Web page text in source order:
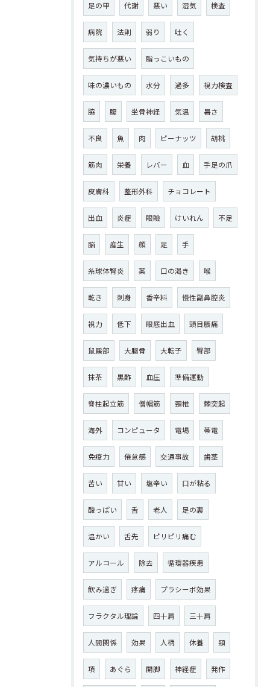
足の甲 代謝 悪い 湿気 検査
病院 法則 弱り 吐く
気持ちが悪い 脂っこいもの
味の濃いもの 水分 過多 視力検査
脇 腹 坐骨神経 気温 暑さ
不良 魚 肉 ピーナッツ 胡桃
筋肉 栄養 レバー 血 手足の爪
皮膚科 整形外科 チョコレート
出血 炎症 眼瞼 けいれん 不足
脳 産生 顔 足 手
糸球体腎炎 薬 口の渇き 喉
乾き 刺身 香辛料 慢性副鼻腔炎
視力 低下 眼底出血 頭目脹痛
鼠蹊部 大腿骨 大転子 臀部
抹茶 黒酢 血圧 準備運動
脊柱起立筋 僧帽筋 頸椎 棘突起
海外 コンピュータ 電場 帯電
免疫力 倦怠感 交通事故 歯茎
苦い 甘い 塩辛い 口が粘る
酸っぱい 舌 老人 足の裏
温かい 舌先 ピリピリ痛む
アルコール 除去 循環器疾患
飲み過ぎ 疼痛 プラシーボ効果
フラクタル理論 四十肩 三十肩
人間関係 効果 人柄 休養 頸
項 あぐら 開脚 神経症 発作